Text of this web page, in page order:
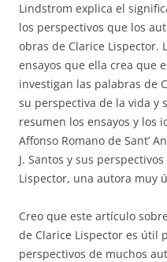
Lindstrom explica el
los perspectivos que los
obras de Clarice Lispector.
ensayos que ella crea que
investigan las palabras de
su perspectiva de la vida y
resumen los ensayos y los
Affonso Romano de Sant’
J. Santos y sus
Lispector, una autora muy
Creo que este artículo
de Clarice Lispector es útil
perspectivos de muchos